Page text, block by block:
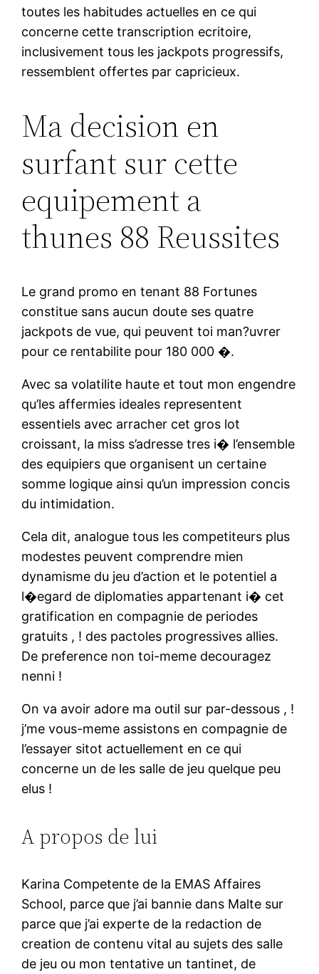
toutes les habitudes actuelles en ce qui
concerne cette transcription ecritoire,
inclusivement tous les jackpots progressifs,
ressemblent offertes par capricieux.
Ma decision en
surfant sur cette
equipement a
thunes 88 Reussites
Le grand promo en tenant 88 Fortunes
constitue sans aucun doute ses quatre
jackpots de vue, qui peuvent toi man?uvrer
pour ce rentabilite pour 180 000 �.
Avec sa volatilite haute et tout mon engendre
qu’les affermies ideales representent
essentiels avec arracher cet gros lot
croissant, la miss s’adresse tres i� l’ensemble
des equipiers que organisent un certaine
somme logique ainsi qu’un impression concis
du intimidation.
Cela dit, analogue tous les competiteurs plus
modestes peuvent comprendre mien
dynamisme du jeu d’action et le potentiel a
l�egard de diplomaties appartenant i� cet
gratification en compagnie de periodes
gratuits , ! des pactoles progressives allies.
De preference non toi-meme decouragez
nenni !
On va avoir adore ma outil sur par-dessous , !
j’me vous-meme assistons en compagnie de
l’essayer sitot actuellement en ce qui
concerne un de les salle de jeu quelque peu
elus !
A propos de lui
Karina Competente de la EMAS Affaires
School, parce que j’ai bannie dans Malte sur
parce que j’ai experte de la redaction de
creation de contenu vital au sujets des salle
de jeu ou mon tentative un tantinet, de